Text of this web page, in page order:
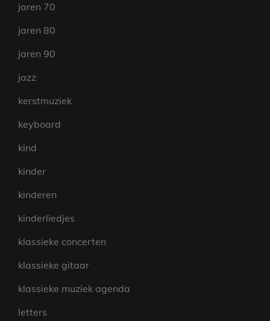
jaren 70
jaren 80
jaren 90
jazz
kerstmuziek
keyboard
kind
kinder
kinderen
kinderliedjes
klassieke concerten
klassieke gitaar
klassieke muziek agenda
letters